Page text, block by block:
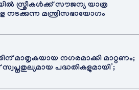
സ്ത്രീകൾക്ക് സൗജന്യ യാത്ര
നടക്കുന്ന മന്ത്രിസഭായോഗം
മാതൃകയായ നഗരമാക്കി മാറ്റണം;
പദ്ധതികളുമായി’;